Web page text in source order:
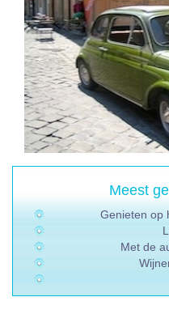
Meest
Genieten op
Met de